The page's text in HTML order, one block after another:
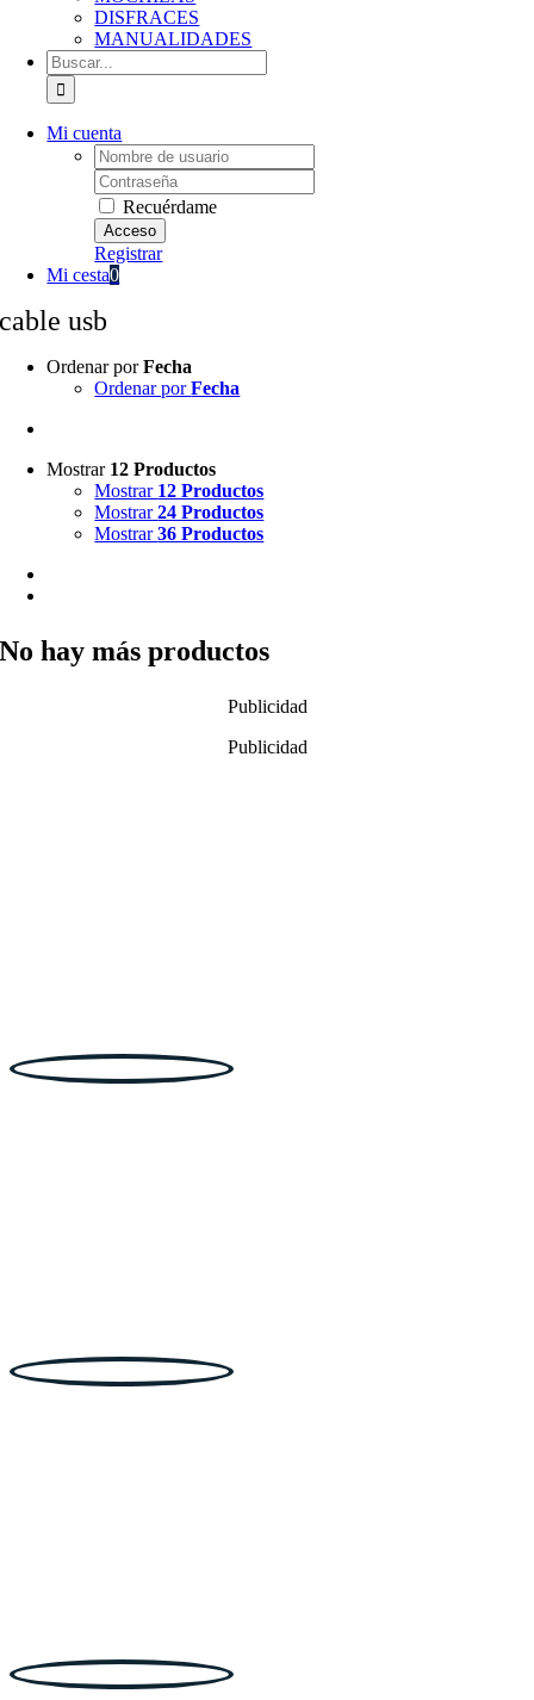
DISFRACES
MANUALIDADES
Buscar:
Mi cuenta
Username:
Password:
Recuérdame
Registrar
Mi cesta0
cable usb
Ordenar porFecha
Ordenar porFecha
Mostrar 12 Productos
Mostrar 12 Productos
Mostrar24 Productos
Mostrar36 Productos
No hay más productos
Publicidad
Publicidad